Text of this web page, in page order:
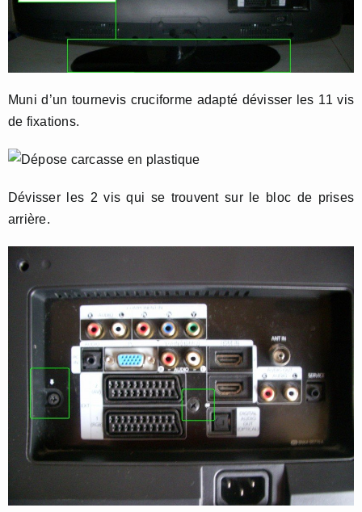
Muni d’un tournevis cruciforme adapté dévisser les 11 vis
de fixations.
Dévisser les 2 vis qui se trouvent sur le bloc de prises
arrière.